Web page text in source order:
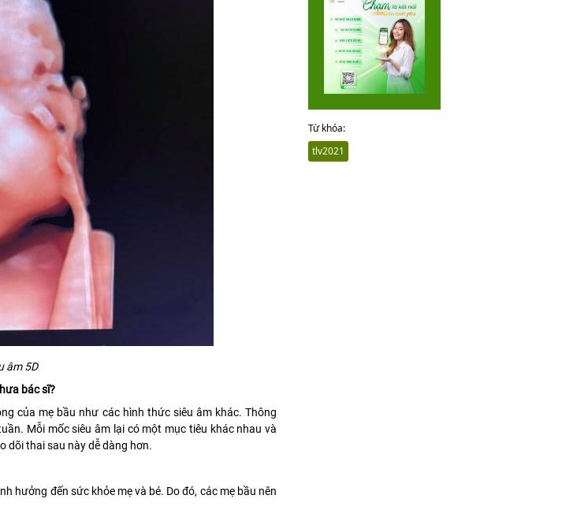
âm 5D
bác sĩ?
của mẹ bầu như các hình thức siêu âm khác. Thông
Mỗi mốc siêu âm lại có một mục tiêu khác nhau và
dõi thai sau này dễ dàng hơn.
hưởng đến sức khỏe mẹ và bé. Do đó, các mẹ bầu nên
Từ khóa:
tlv2021